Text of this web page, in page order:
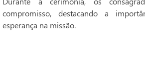
compromisso, destacando a
esperança na missão.